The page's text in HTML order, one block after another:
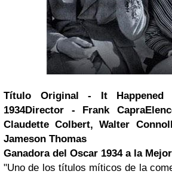
Título Original - It Happened
1934Director - Frank Capra
Claudette Colbert, Walter
Jameson Thomas
Ganadora del Oscar 1934 a la
"Uno de los títulos míticos de la